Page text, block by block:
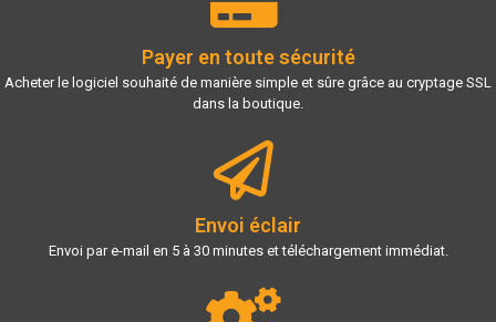
Payer en toute sécurité
Acheter le logiciel souhaité de manière simple et sûre grâce au cryptage SSL
dans la boutique.
Envoi éclair
Envoi par e-mail en 5 à 30 minutes et téléchargement immédiat.